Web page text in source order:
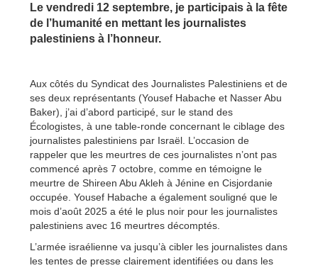
Le vendredi 12 septembre, je participais à la fête
de l’humanité en mettant les journalistes
palestiniens à l’honneur.
Aux côtés du Syndicat des Journalistes Palestiniens et de
ses deux représentants (Yousef Habache et Nasser Abu
Baker), j’ai d’abord participé, sur le stand des
Écologistes, à une table-ronde concernant le ciblage des
journalistes palestiniens par Israël. L’occasion de
rappeler que les meurtres de ces journalistes n’ont pas
commencé après 7 octobre, comme en témoigne le
meurtre de Shireen Abu Akleh à Jénine en Cisjordanie
occupée. Yousef Habache a également souligné que le
mois d’août 2025 a été le plus noir pour les journalistes
palestiniens avec 16 meurtres décomptés.
L’armée israélienne va jusqu’à cibler les journalistes dans
les tentes de presse clairement identifiées ou dans les